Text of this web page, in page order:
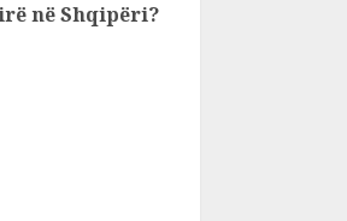
në Shqipëri?